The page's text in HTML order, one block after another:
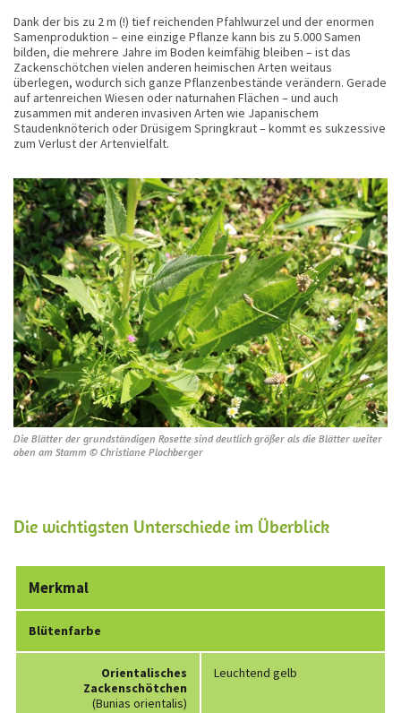
Dank der bis zu 2 m (!) tief reichenden Pfahlwurzel und der enormen
Samenproduktion – eine einzige Pflanze kann bis zu 5.000 Samen
bilden, die mehrere Jahre im Boden keimfähig bleiben – ist das
Zackenschötchen vielen anderen heimischen Arten weitaus
überlegen, wodurch sich ganze Pflanzenbestände verändern. Gerade
auf artenreichen Wiesen oder naturnahen Flächen – und auch
zusammen mit anderen invasiven Arten wie Japanischem
Staudenknöterich oder Drüsigem Springkraut – kommt es sukzessive
zum Verlust der Artenvielfalt.
Die Blätter der grundständigen Rosette sind deutlich größer als die Blätter weiter
oben am Stamm © Christiane Plochberger
Die wichtigsten Unterschiede im Überblick
Merkmal
Blütenfarbe
Orientalisches
Zackenschötchen
(Bunias orientalis)
Leuchtend gelb